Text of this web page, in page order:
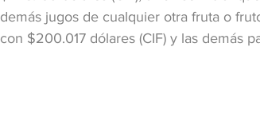
demás jugos de cualquier otra fruta o
con $200.017 dólares (CIF) y las demás